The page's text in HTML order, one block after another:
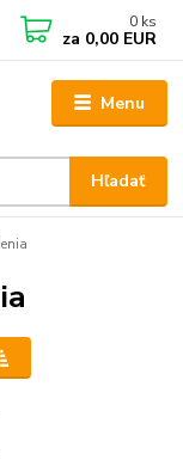
Menu
Hľadať
0 ks
za 0,00 EUR